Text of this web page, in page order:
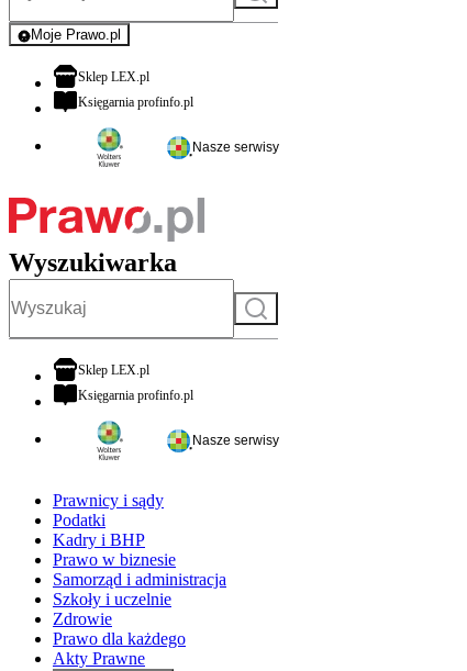
Moje Prawo.pl
- rejestracja i logowanie do serwisu
Sklep LEX.plotwiera się w nowej karcie
Księgarnia profinfo.plotwiera się w nowej karcie
Nasze serwisy
Wyszukiwarka
Szukaj
Sklep LEX.plotwiera się w nowej karcie
Księgarnia profinfo.plotwiera się w nowej karcie
Nasze serwisy
Prawnicy i sądy
Podatki
Kadry i BHP
Prawo w biznesie
Samorząd i administracja
Szkoły i uczelnie
Zdrowie
Prawo dla każdego
Akty Prawne